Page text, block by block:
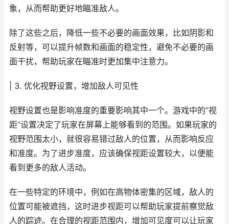
象，从而帮助更好地瞄准敌人。
除了这些之后，降低一些不必要的画面效果，比如阴影和
反射等，可以提升帧数和画面的稳定性，避免不必要的画
面干扰，帮助玩家在瞄准时更加集中注意力。
| 3. 优化视野设置，增加敌人可见性
视野设置也是影响准度的重要影响其中一个。游戏中的“视
距”设置决定了玩家在屏幕上能够看到的范围。如果玩家的
视野范围太小，就很容易错过敌人的位置，从而影响反应
和准度。为了进步准度，应该确保视距设置较大，以便能
看到更多的敌人活动。
在一些特定的环境中，例如在高物体密集的区域，敌人的
位置可能被遮挡，这时进步视距可以帮助玩家提前察觉敌
人的踪迹。在合理的视距范围内，增加可见度可以让玩家